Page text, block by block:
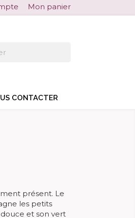
Mon panier
CONTACTER
présent. Le
les petits
et son vert